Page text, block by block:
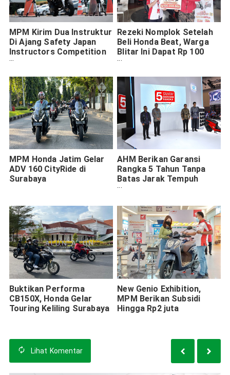
MPM Kirim Dua Instruktur
Di Ajang Safety Japan
Instructors Competition
(SJIC) 2017
Rezeki Nomplok Setelah
Beli Honda Beat, Warga
Blitar Ini Dapat Rp 100
Juta
MPM Honda Jatim Gelar
ADV 160 CityRide di
Surabaya
AHM Berikan Garansi
Rangka 5 Tahun Tanpa
Batas Jarak Tempuh
untuk Semua Sepeda
Buktikan Performa
CB150X, Honda Gelar
Touring Keliling Surabaya
New Genio Exhibition,
MPM Berikan Subsidi
Hingga Rp2 juta
Lihat Komentar